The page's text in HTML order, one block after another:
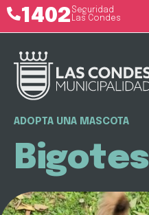
1402 Seguridad
Las Condes
ADOPTA UNA MASCOTA
Bigotes